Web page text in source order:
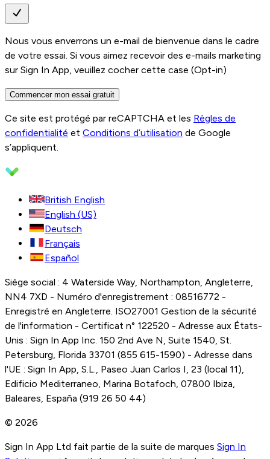
Nous vous enverrons un e-mail de bienvenue dans le cadre
de votre essai. Si vous aimez recevoir des e-mails marketing
sur Sign In App, veuillez cocher cette case (Opt-in)
Commencer mon essai gratuit
Ce site est protégé par reCAPTCHA et les Règles de
confidentialité et Conditions d’utilisation de Google
s’appliquent.
British English
English (US)
Deutsch
Français
Español
Siège social : 4 Waterside Way, Northampton, Angleterre,
NN4 7XD - Numéro d'enregistrement : 08516772 -
Enregistré en Angleterre. ISO27001 Gestion de la sécurité
de l'information - Certificat n° 122520 - Adresse aux États-
Unis : Sign In App Inc. 150 2nd Ave N, Suite 1540, St.
Petersburg, Florida 33701 (855 615-1590) - Adresse dans
l'UE : Sign In App, S.L., Paseo Juan Carlos I, 23 (local 11),
Edificio Mediterraneo, Marina Botafoch, 07800 Ibiza,
Baleares, España (919 26 50 44)
© 2026
Sign In App Ltd fait partie de la suite de marques Sign In